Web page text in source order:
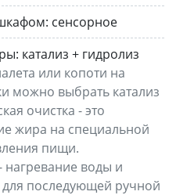
сенсорное
катализ + гидролиз
или копоти на
можно выбрать катализ
очистка - это
жира на специальной
пищи.
нагревание воды и
последующей ручной